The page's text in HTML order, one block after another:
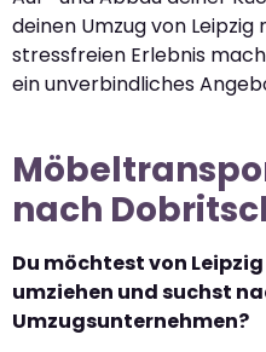
deinen Umzug von
stressfreien Erlebnis
ein unverbindliches
nach
Du möchtest von
umziehen und suchst
Umzugsunternehmen?